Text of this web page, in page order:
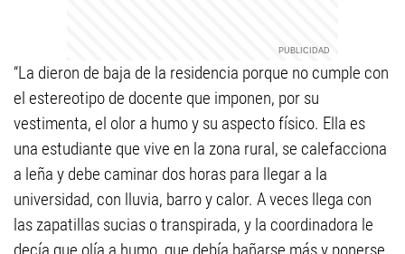
“La dieron de baja de la residencia porque no cumple con
el estereotipo de docente que imponen, por su
vestimenta, el olor a humo y su aspecto físico. Ella es
una estudiante que vive en la zona rural, se calefacciona
a leña y debe caminar dos horas para llegar a la
universidad, con lluvia, barro y calor. A veces llega con
las zapatillas sucias o transpirada, y la coordinadora le